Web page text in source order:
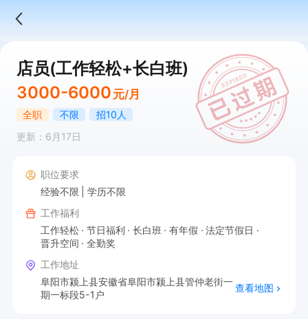
店员(工作轻松+长白班)
3000-6000 元/月
全职 不限
招10人
更新：6月17日
职位要求
经验不限
学历不限
工作福利
工作轻松
节日福利 长白班 有年假
法定节假日
晋升空间
全勤奖
工作地址
阜阳市颍上县安徽省阜阳市颍上县管仲老街一
期一标段5-1户
查看地图